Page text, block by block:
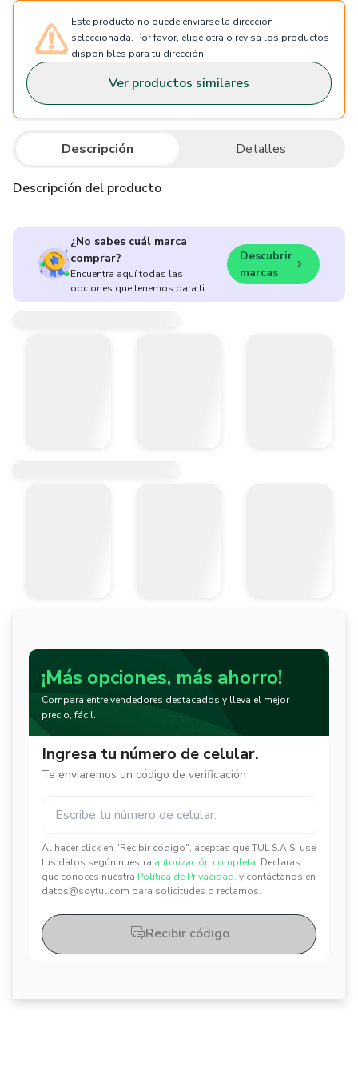
Este producto no puede enviarse la dirección
seleccionada. Por favor, elige otra o revisa los productos
disponibles para tu dirección.
Ver productos similares
Descripción Detalles
Descripción del producto
¿No sabes cuál marca
comprar?
Encuentra aquí todas las
opciones que tenemos para ti.
Descubrir
marcas
¡Más opciones, más ahorro!
Compara entre vendedores destacados y lleva el mejor
precio, fácil.
Ingresa tu número de celular.
Te enviaremos un código de verificación
Al hacer click en "Recibir código", aceptas que TUL S.A.S. use
tus datos según nuestra autorización completa. Declaras
que conoces nuestra Política de Privacidad. y contáctanos en
datos@soytul.com para solicitudes o reclamos.
✕
✕
Recibir código